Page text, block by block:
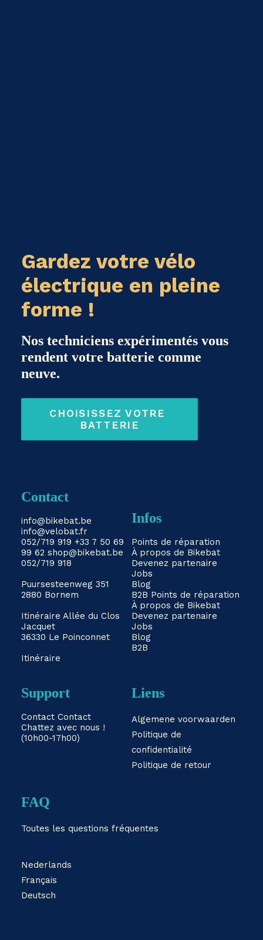
Gardez votre vélo
électrique en pleine
forme !
Nos techniciens expérimentés vous
rendent votre batterie comme
neuve.
CHOISISSEZ VOTRE
BATTERIE
Contact
info@bikebat.be
info@velobat.fr
052/719 919 +33 7 50 69
99 62 shop@bikebat.be
052/719 918
Puursesteenweg 351
2880 Bornem
Itinéraire Allée du Clos
Jacquet
36330 Le Poinconnet
Itinéraire
Infos
Points de réparation
À propos de Bikebat
Devenez partenaire
Jobs
Blog
B2B Points de réparation
À propos de Bikebat
Devenez partenaire
Jobs
Blog
B2B
Support
Contact Contact
Chattez avec nous !
(10h00-17h00)
Liens
Algemene voorwaarden
Politique de
confidentialité
Politique de retour
FAQ
Toutes les questions fréquentes
Nederlands
Français
Deutsch